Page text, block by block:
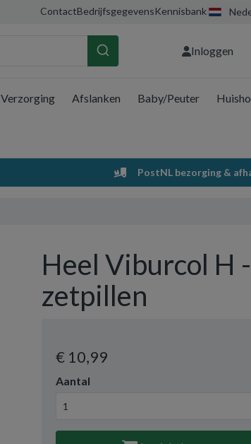
ContactBedrijfsgegevensKennisbank
Inloggen
Winkelwagen
Uw winkelwagen is leeg.
Vul hem met producten.
Verzorging Afslanken Baby/Peuter
PostNL bezorging &
Heel Viburcol H
zetpillen
€ 10,99
Aantal